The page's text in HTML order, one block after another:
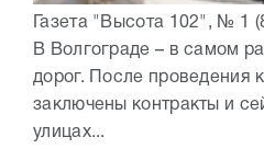
Газета "Высота 102", № 1
В Волгограде – в самом
дорог. После проведения
заключены контракты и
улицах...